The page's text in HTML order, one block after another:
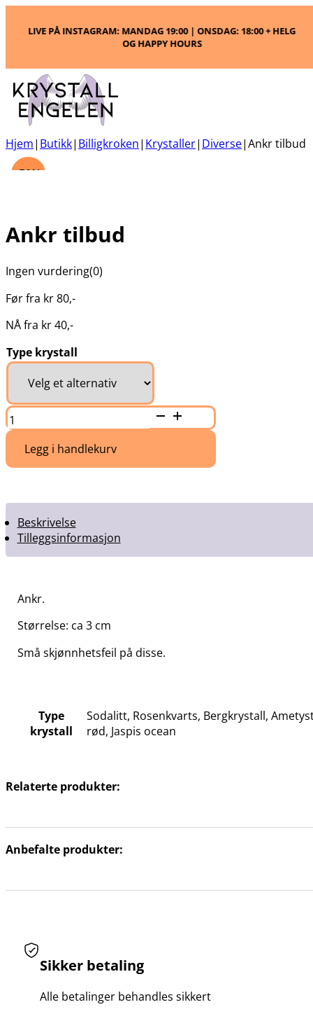
LIVE PÅ INSTAGRAM: MANDAG 19:00 | ONSDAG: 18:00 + HELG
OG HAPPY HOURS
Hjem| Butikk| Billigkroken| Krystaller| Diverse|Ankr tilbud
Ankr tilbud
Ingen vurdering(0)
Før fra kr80,-
NÅ fra kr40,-
Type krystall
Ankr
tilbud
antall
Legg i handlekurv
Beskrivelse
Tilleggsinformasjon
Ankr.
Størrelse: ca 3 cm
Små skjønnhetsfeil på disse.
Type
krystall
Sodalitt, Rosenkvarts, Bergkrystall,
rød, Jaspis ocean
Relaterte produkter:
Anbefalte produkter:
-50%
Sikker betaling
Alle betalinger behandles sikkert